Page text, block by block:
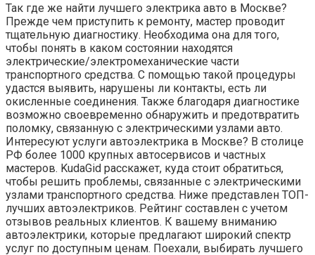
Так где же найти лучшего электрика авто в Москве?
Прежде чем приступить к ремонту, мастер проводит
тщательную диагностику. Необходима она для того,
чтобы понять в каком состоянии находятся
электрические/электромеханические части
транспортного средства. С помощью такой процедуры
удастся выявить, нарушены ли контакты, есть ли
окисленные соединения. Также благодаря диагностике
возможно своевременно обнаружить и предотвратить
поломку, связанную с электрическими узлами авто.
Интересуют услуги автоэлектрика в Москве? В столице
РФ более 1000 крупных автосервисов и частных
мастеров. KudaGid расскажет, куда стоит обратиться,
чтобы решить проблемы, связанные с электрическими
узлами транспортного средства. Ниже представлен ТОП-
лучших автоэлектриков. Рейтинг составлен с учетом
отзывов реальных клиентов. К вашему вниманию
автоэлектрики, которые предлагают широкий спектр
услуг по доступным ценам. Поехали, выбирать лучшего